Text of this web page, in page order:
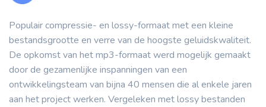
Populair compressie- en lossy-formaat met een kleine
bestandsgrootte en verre van de hoogste geluidskwaliteit.
De opkomst van het mp3-formaat werd mogelijk gemaakt
door de gezamenlijke inspanningen van een
ontwikkelingsteam van bijna 40 mensen die al enkele jaren
aan het project werken. Vergeleken met lossy bestanden